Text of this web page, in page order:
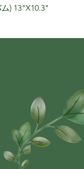
クイックビュー
) 13"X10.3"